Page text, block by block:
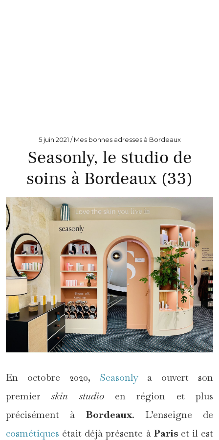
5 juin 2021 Mes bonnes adresses à Bordeaux
Seasonly, le studio de
soins à Bordeaux (33)
En octobre 2020, Seasonlya ouvert son
premierskin studioen région et plus
précisément à Bordeaux. L’enseigne de
cosmétiques était déjà présente à Pariset il est